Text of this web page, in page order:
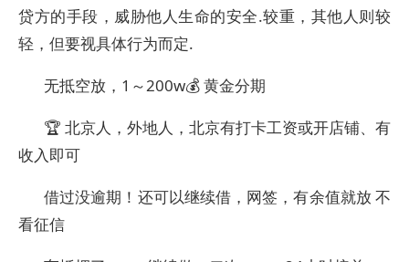
贷方的手段，威胁他人生命的安全.较重，其他人则较
轻，但要视具体行为而定.
无抵空放，1～200w💰 黄金分期
🏆 北京人，外地人，北京有打卡工资或开店铺、有
收入即可
借过没逾期！还可以继续借，网签，有余值就放 不
看征信